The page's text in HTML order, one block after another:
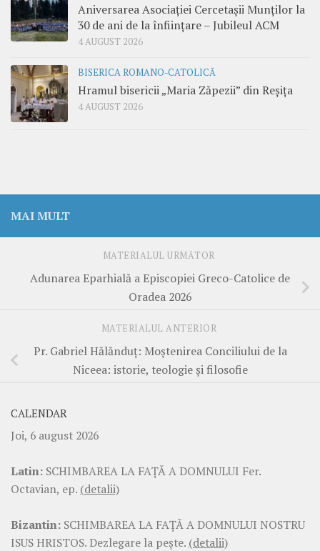
Aniversarea Asociației Cercetașii Munților la
30 de ani de la înființare – Jubileul ACM
4 AUGUST 2026
BISERICA ROMANO-CATOLICĂ
Hramul bisericii „Maria Zăpezii” din Reșița
4 AUGUST 2026
MAI MULT
MATERIALUL URMĂTOR
Adunarea Eparhială a Episcopiei Greco-Catolice de
Oradea 2026
MATERIALUL ANTERIOR
Pr. Gabriel Hălănduț: Moștenirea Conciliului de la
Niceea: istorie, teologie și filosofie
CALENDAR
Joi, 6 august 2026
Latin: SCHIMBAREA LA FAŢĂ A DOMNULUI Fer.
Octavian, ep. (detalii)
Bizantin: SCHIMBAREA LA FAŢĂ A DOMNULUI NOSTRU
ISUS HRISTOS. Dezlegare la pește. (detalii)